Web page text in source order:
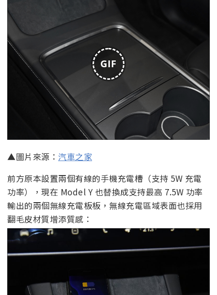
GIF
▲圖片來源： 汽車之家
前方原本設置兩個有線的手機充電槽（支持 5W 充電
功率），現在 Model Y 也替換成支持最高 7.5W 功率
輸出的兩個無線充電板板，無線充電區域表面也採用
翻毛皮材質增添質感：